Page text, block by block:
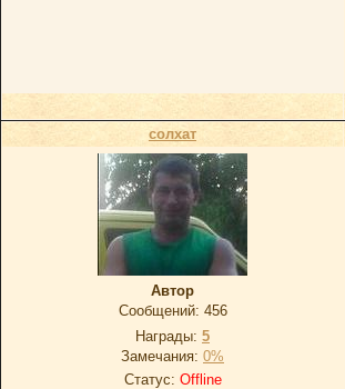
солхат
Автор
Сообщений: 456
Награды: 5
Замечания: 0%
Статус: Offline